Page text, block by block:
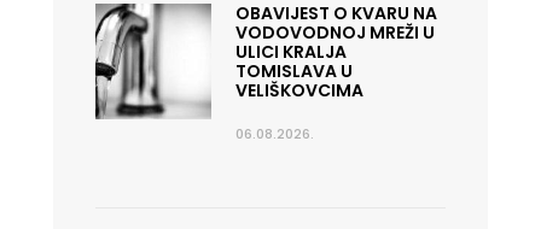
OBAVIJEST O KVARU NA
VODOVODNOJ MREŽI U
ULICI KRALJA
TOMISLAVA U
VELIŠKOVCIMA
06.08.2026.